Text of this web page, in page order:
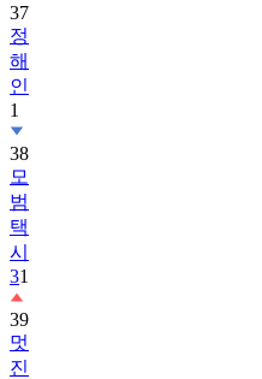
37
정
해
인
1
38
모
범
택
시
31
39
멋
진